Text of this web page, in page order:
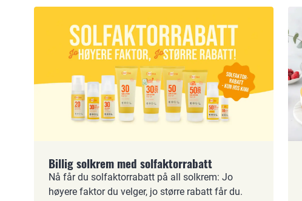
Billig solkrem med solfaktorrabatt
Nå får du solfaktorrabatt på all solkrem: Jo
høyere faktor du velger, jo større rabatt får du.